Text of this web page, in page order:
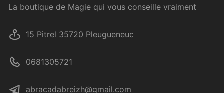
La boutique de Magie qui vous conseille vraiment
15 Pitrel 35720 Pleugueneuc
0681305721
abracadabreizh@gmail.com